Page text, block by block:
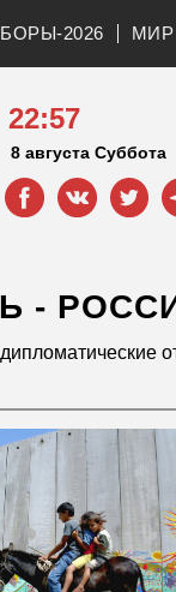
2026 МИР
22:57
8 августа Суббота
-